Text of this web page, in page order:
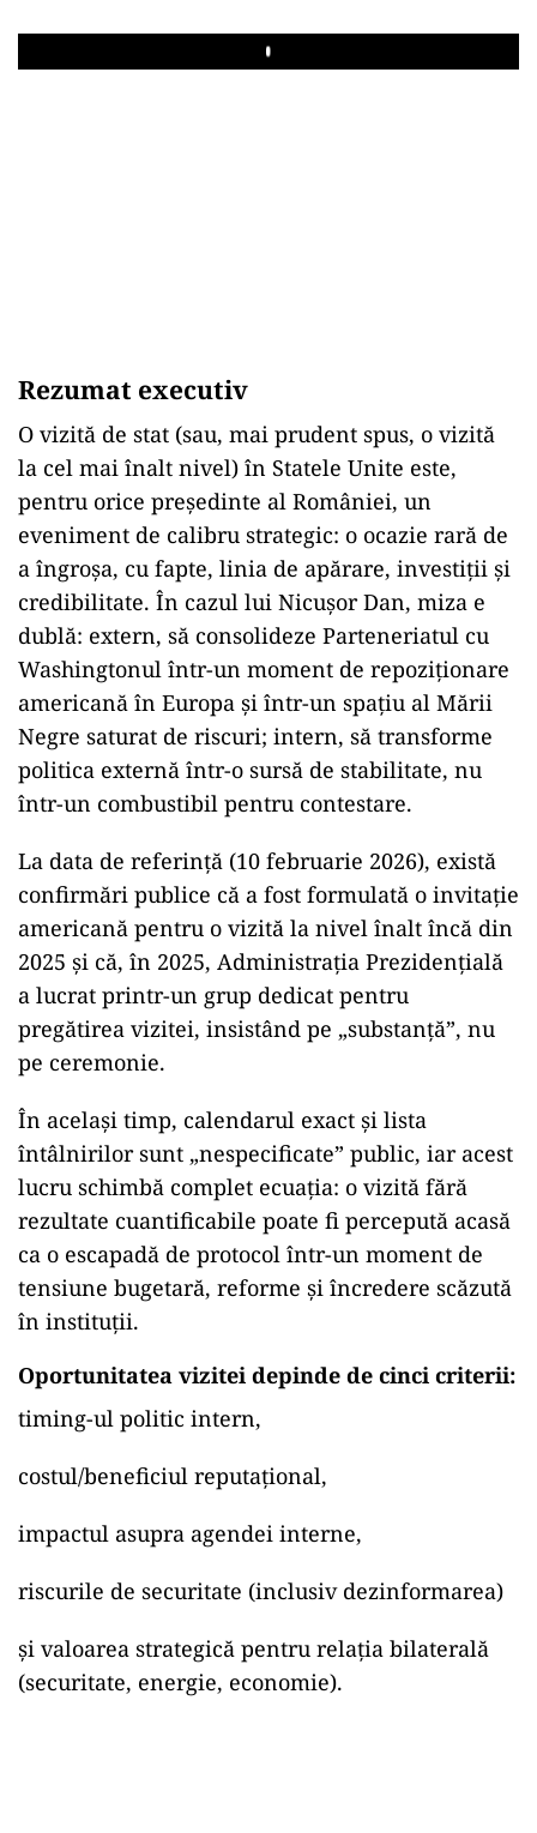
Play
Rezumat executiv
O vizită de stat (sau, mai prudent spus, o vizită
la cel mai înalt nivel) în Statele Unite este,
pentru orice președinte al României, un
eveniment de calibru strategic: o ocazie rară de
a îngroșa, cu fapte, linia de apărare, investiții și
credibilitate. În cazul lui Nicușor Dan, miza e
dublă: extern, să consolideze Parteneriatul cu
Washingtonul într-un moment de repoziționare
americană în Europa și într-un spațiu al Mării
Negre saturat de riscuri; intern, să transforme
politica externă într-o sursă de stabilitate, nu
într-un combustibil pentru contestare.
La data de referință (10 februarie 2026), există
confirmări publice că a fost formulată o invitație
americană pentru o vizită la nivel înalt încă din
2025 și că, în 2025, Administrația Prezidențială
a lucrat printr-un grup dedicat pentru
pregătirea vizitei, insistând pe „substanță”, nu
pe ceremonie.
În același timp, calendarul exact și lista
întâlnirilor sunt „nespecificate” public, iar acest
lucru schimbă complet ecuația: o vizită fără
rezultate cuantificabile poate fi percepută acasă
ca o escapadă de protocol într-un moment de
tensiune bugetară, reforme și încredere scăzută
în instituții.
Oportunitatea vizitei depinde de cinci criterii:
timing-ul politic intern,
costul/beneficiul reputațional,
impactul asupra agendei interne,
riscurile de securitate (inclusiv dezinformarea)
și valoarea strategică pentru relația bilaterală
(securitate, energie, economie).